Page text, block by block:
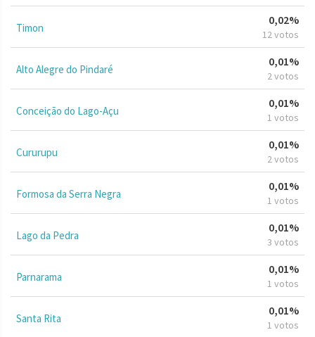
Timon
0,02%
12 votos
Alto Alegre do Pindaré
0,01%
2 votos
Conceição do Lago-Açu
0,01%
1 votos
Cururupu
0,01%
2 votos
Formosa da Serra Negra
0,01%
1 votos
Lago da Pedra
0,01%
3 votos
Parnarama
0,01%
1 votos
Santa Rita
0,01%
1 votos